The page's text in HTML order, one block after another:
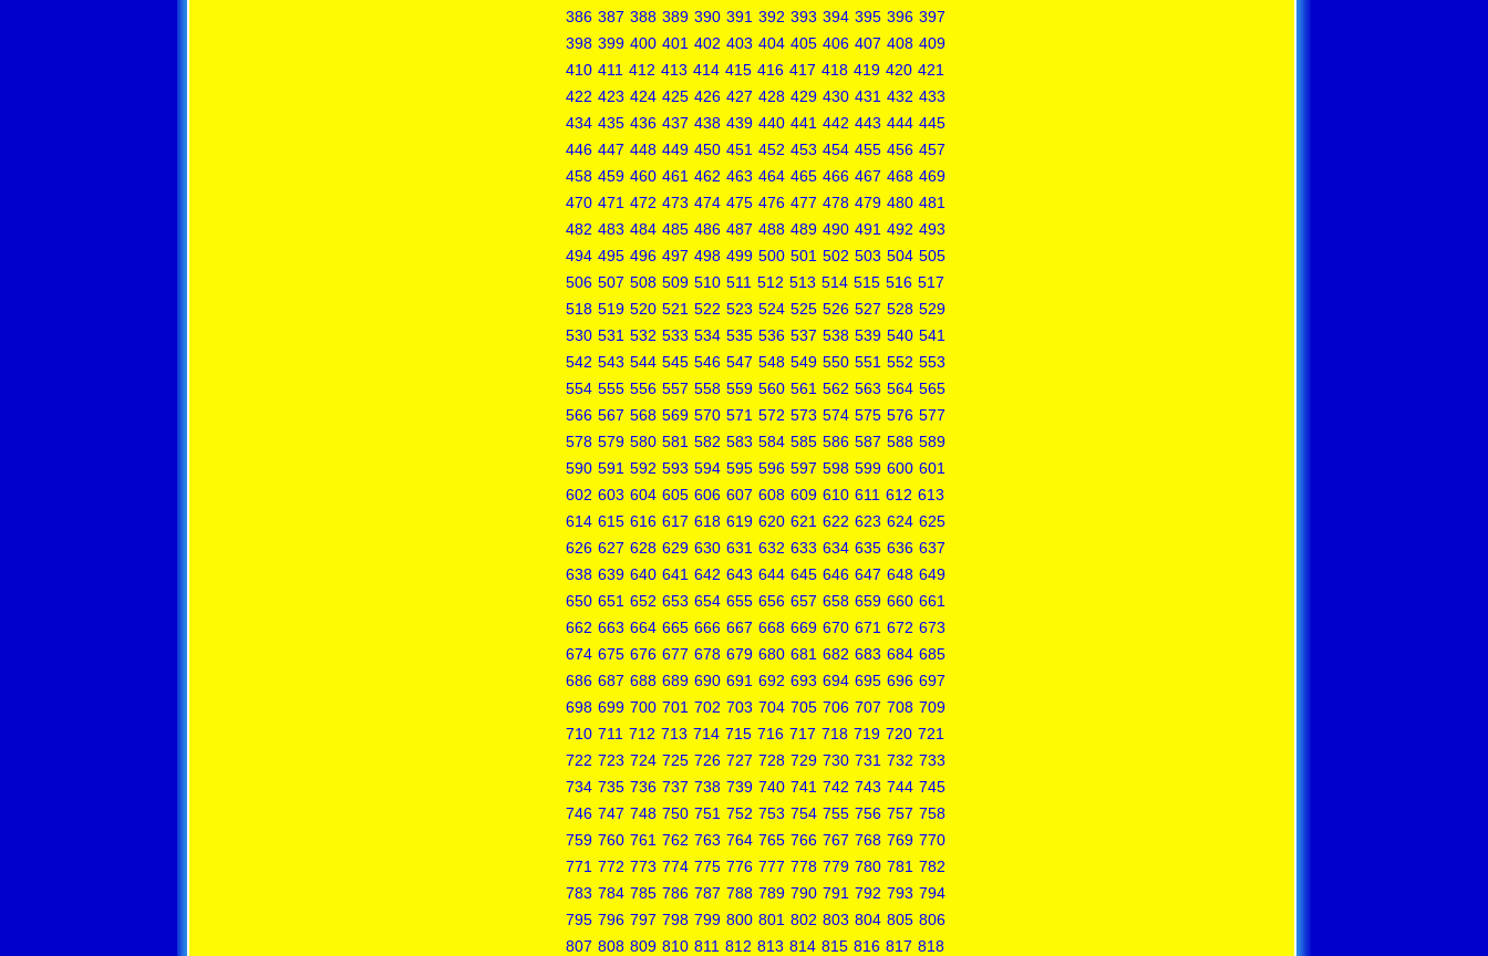
386 387 388 389 390 391 392 393 394 395 396 397
398 399 400 401 402 403 404 405 406 407 408 409
410 411 412 413 414 415 416 417 418 419 420 421
422 423 424 425 426 427 428 429 430 431 432 433
434 435 436 437 438 439 440 441 442 443 444 445
446 447 448 449 450 451 452 453 454 455 456 457
458 459 460 461 462 463 464 465 466 467 468 469
470 471 472 473 474 475 476 477 478 479 480 481
482 483 484 485 486 487 488 489 490 491 492 493
494 495 496 497 498 499 500 501 502 503 504 505
506 507 508 509 510 511 512 513 514 515 516 517
518 519 520 521 522 523 524 525 526 527 528 529
530 531 532 533 534 535 536 537 538 539 540 541
542 543 544 545 546 547 548 549 550 551 552 553
554 555 556 557 558 559 560 561 562 563 564 565
566 567 568 569 570 571 572 573 574 575 576 577
578 579 580 581 582 583 584 585 586 587 588 589
590 591 592 593 594 595 596 597 598 599 600 601
602 603 604 605 606 607 608 609 610 611 612 613
614 615 616 617 618 619 620 621 622 623 624 625
626 627 628 629 630 631 632 633 634 635 636 637
638 639 640 641 642 643 644 645 646 647 648 649
650 651 652 653 654 655 656 657 658 659 660 661
662 663 664 665 666 667 668 669 670 671 672 673
674 675 676 677 678 679 680 681 682 683 684 685
686 687 688 689 690 691 692 693 694 695 696 697
698 699 700 701 702 703 704 705 706 707 708 709
710 711 712 713 714 715 716 717 718 719 720 721
722 723 724 725 726 727 728 729 730 731 732 733
734 735 736 737 738 739 740 741 742 743 744 745
746 747 748 750 751 752 753 754 755 756 757 758
759 760 761 762 763 764 765 766 767 768 769 770
771 772 773 774 775 776 777 778 779 780 781 782
783 784 785 786 787 788 789 790 791 792 793 794
795 796 797 798 799 800 801 802 803 804 805 806
807 808 809 810 811 812 813 814 815 816 817 818